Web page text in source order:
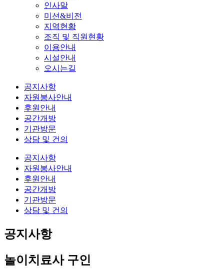
인사말
미션&비전
지역현황
조직 및 직원현황
이용안내
시설안내
오시는길
공지사항
자원봉사안내
후원안내
공간개방
기관방문
상담 및 건의
공지사항
자원봉사안내
후원안내
공간개방
기관방문
상담 및 건의
공지사항
놀이치료사 구인